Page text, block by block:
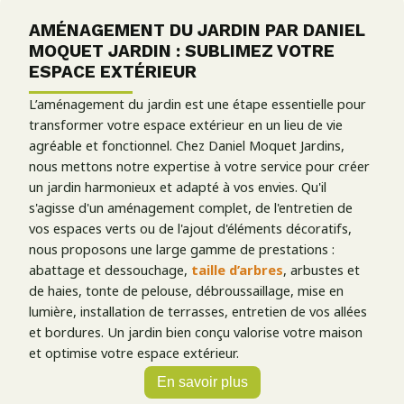
AMÉNAGEMENT DU JARDIN PAR DANIEL
MOQUET JARDIN : SUBLIMEZ VOTRE
ESPACE EXTÉRIEUR
L’aménagement du jardin est une étape essentielle pour
transformer votre espace extérieur en un lieu de vie
agréable et fonctionnel. Chez Daniel Moquet Jardins,
nous mettons notre expertise à votre service pour créer
un jardin harmonieux et adapté à vos envies. Qu'il
s'agisse d'un aménagement complet, de l'entretien de
vos espaces verts ou de l'ajout d'éléments décoratifs,
nous proposons une large gamme de prestations :
abattage et dessouchage, taille d’arbres, arbustes et
de haies, tonte de pelouse, débroussaillage, mise en
lumière, installation de terrasses, entretien de vos allées
et bordures. Un jardin bien conçu valorise votre maison
et optimise votre espace extérieur.
UN JARDIN CONÇU SELON VOS ENVIES
En savoir plus